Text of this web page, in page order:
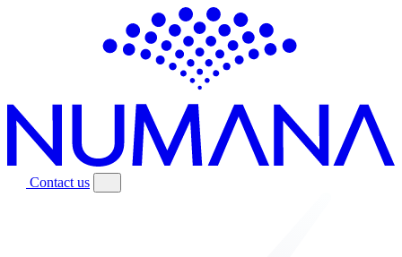
Contact us